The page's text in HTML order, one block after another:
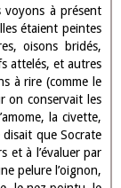
car c’est à
dans un
son précepteur